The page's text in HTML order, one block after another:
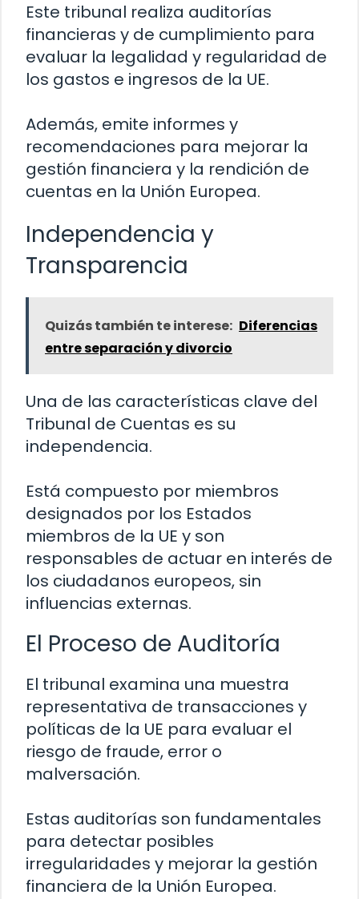
Este tribunal realiza auditorías
financieras y de cumplimiento para
evaluar la legalidad y regularidad de
los gastos e ingresos de la UE.
Además, emite informes y
recomendaciones para mejorar la
gestión financiera y la rendición de
cuentas en la Unión Europea.
Independencia y
Transparencia
Quizás también te interese: Diferencias
entre separación y divorcio
Una de las características clave del
Tribunal de Cuentas es su
independencia.
Está compuesto por miembros
designados por los Estados
miembros de la UE y son
responsables de actuar en interés de
los ciudadanos europeos, sin
influencias externas.
El Proceso de Auditoría
El tribunal examina una muestra
representativa de transacciones y
políticas de la UE para evaluar el
riesgo de fraude, error o
malversación.
Estas auditorías son fundamentales
para detectar posibles
irregularidades y mejorar la gestión
financiera de la Unión Europea.